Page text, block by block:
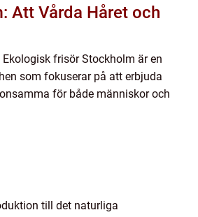
Att Vårda Håret och
frisör Stockholm är en
som fokuserar på att erbjuda
för både människor och
till det naturliga